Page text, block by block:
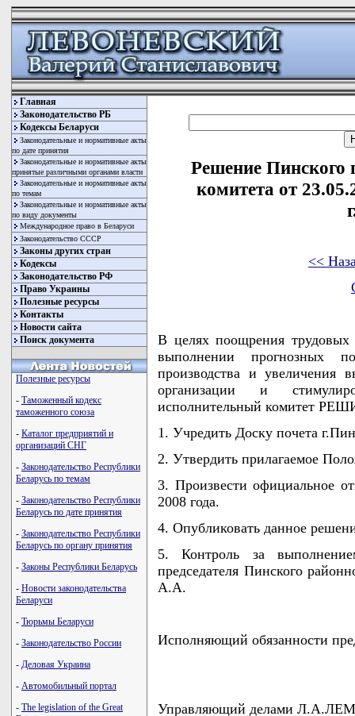
Главная
Законодательство РБ
Кодексы Беларуси
Законодательные и нормативные акты
по дате принятия
Законодательные и нормативные акты
принятые различными органами власти
Законодательные и нормативные акты
по темам
Законодательные и нормативные акты
по виду документы
Международное право в Беларуси
Законодательство СССР
Законы других стран
Кодексы
Законодательство РФ
Право Украины
Полезные ресурсы
Контакты
Новости сайта
Поиск документа
Полезные ресурсы
- Таможенный кодекс
таможенного союза
- Каталог предприятий и
организаций СНГ
- Законодательство Республики
Беларусь по темам
- Законодательство Республики
Беларусь по дате принятия
- Законодательство Республики
Беларусь по органу принятия
- Законы Республики Беларусь
- Новости законодательства
Беларуси
- Тюрьмы Беларуси
- Законодательство России
- Деловая Украина
- Автомобильный портал
- The legislation of the Great
Решение Пинского
комитета от
<<
В целях поощрения трудовых
выполнении прогнозных
производства и увеличения
организации и
исполнительный комитет
1. Учредить Доску почета
2. Утвердить прилагаемое
3. Произвести официальное
2008 года.
4. Опубликовать данное
5. Контроль за
председателя Пинского
А.А.
Исполняющий обязанности
Управляющий делами